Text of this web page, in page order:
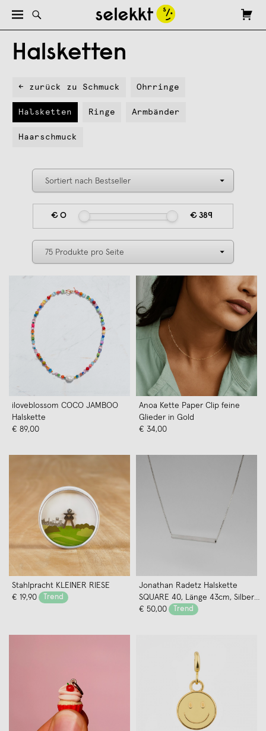
Halsketten
← zurück zu Schmuck Ohrringe
Halsketten Ringe Armbänder
Haarschmuck
€ 0 € 389
iloveblossom COCO JAMBOO
Halskette
€ 89,00
Anoa Kette Paper Clip feine
Glieder in Gold
€ 34,00
Stahlpracht KLEINER RIESE
€ 19,90
Trend
Jonathan Radetz Halskette
SQUARE 40, Länge 43cm, Silber
925
€ 50,00 Trend